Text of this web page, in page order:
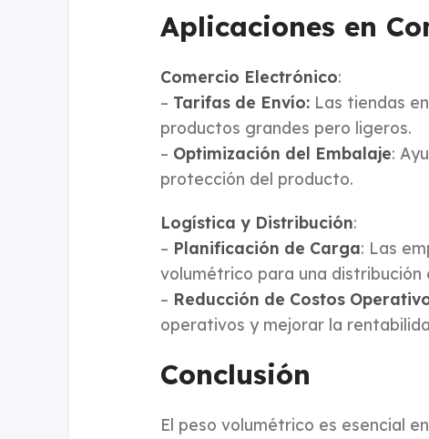
Aplicaciones en
Comercio Electrónico:
– Tarifas de Envío: Las tiendas
productos grandes pero ligeros.
– Optimización del Embalaje:
protección del producto.
Logística y Distribución:
– Planificación de Carga: Las
volumétrico para una distribución
– Reducción de Costos
operativos y mejorar la
Conclusión
El peso volumétrico es esencial